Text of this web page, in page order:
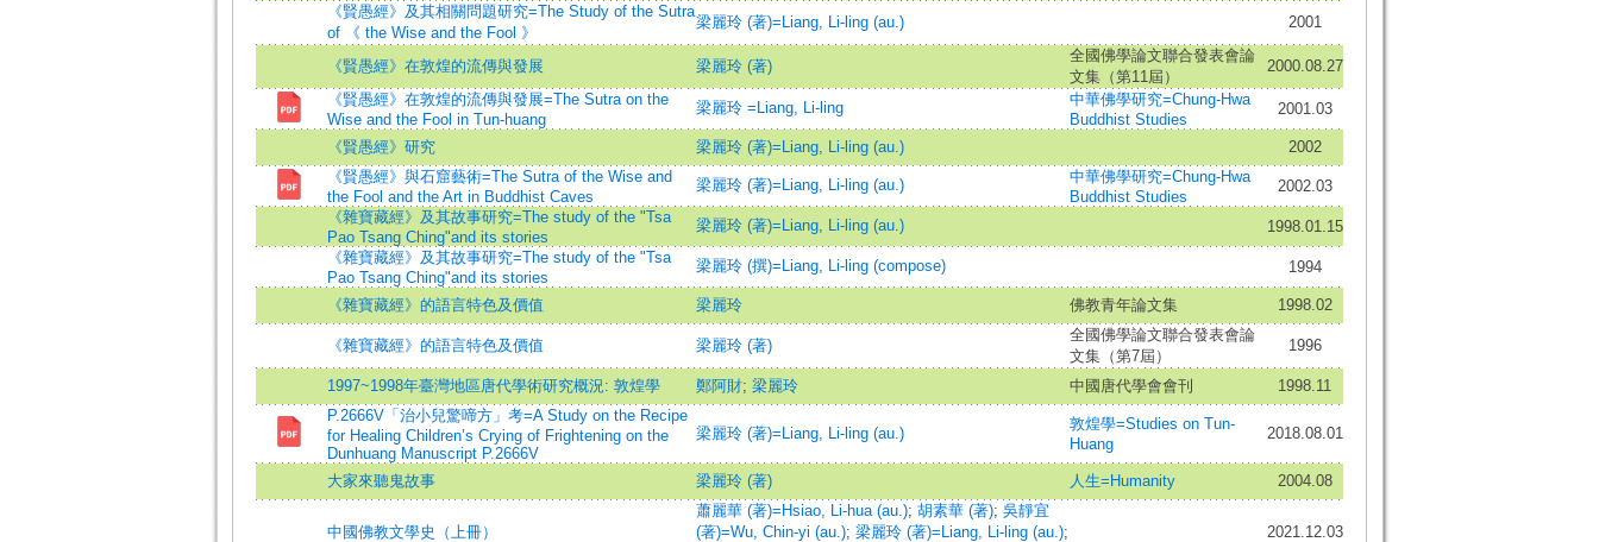
《賢愚經》及其相關問題研究=The Study of the Sutra
of 《 the Wise and the Fool 》
梁麗玲 (著)=Liang, Li-ling (au.) 2001
《賢愚經》在敦煌的流傳與發展 梁麗玲 (著)
全國佛學論文聯合發表會論
文集（第11屆）
2000.08.27
《賢愚經》在敦煌的流傳與發展=The Sutra on the
Wise and the Fool in Tun-huang
梁麗玲 =Liang, Li-ling
中華佛學研究=Chung-Hwa
Buddhist Studies
2001.03
《賢愚經》研究 梁麗玲 (著)=Liang, Li-ling (au.)
2002
《賢愚經》與石窟藝術=The Sutra of the Wise and
the Fool and the Art in Buddhist Caves
梁麗玲 (著)=Liang, Li-ling (au.)
中華佛學研究=Chung-Hwa
Buddhist Studies
2002.03
《雜寶藏經》及其故事研究=The study of the "Tsa
Pao Tsang Ching"and its stories
梁麗玲 (著)=Liang, Li-ling (au.)
1998.01.15
《雜寶藏經》及其故事研究=The study of the "Tsa
Pao Tsang Ching"and its stories
梁麗玲 (撰)=Liang, Li-ling (compose) 1994
《雜寶藏經》的語言特色及價值 梁麗玲 佛教青年論文集 1998.02
《雜寶藏經》的語言特色及價值 梁麗玲 (著)
全國佛學論文聯合發表會論
文集（第7屆）
1996
1997~1998年臺灣地區唐代學術研究概況: 敦煌學 鄭阿財; 梁麗玲 中國唐代學會會刊
1998.11
P.2666V「治小兒驚啼方」考=A Study on the Recipe
for Healing Children’s Crying of Frightening on the
Dunhuang Manuscript P.2666V
梁麗玲 (著)=Liang, Li-ling (au.)
敦煌學=Studies on Tun-
Huang
2018.08.01
大家來聽鬼故事 梁麗玲 (著) 人生=Humanity 2004.08
中國佛教文學史（上冊）
蕭麗華 (著)=Hsiao, Li-hua (au.); 胡素華 (著); 吳靜宜
(著)=Wu, Chin-yi (au.); 梁麗玲 (著)=Liang, Li-ling (au.);
2021.12.03